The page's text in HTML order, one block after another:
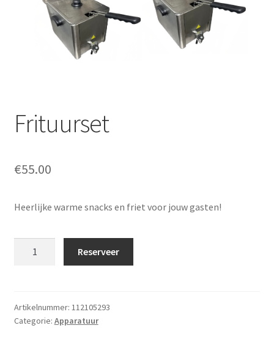
Offerte aanvraag
Privacybeleid
Frituurset
€55.00
Heerlijke warme snacks en friet voor jouw gasten!
Reserveer
Artikelnummer: 112105293
Categorie: Apparatuur